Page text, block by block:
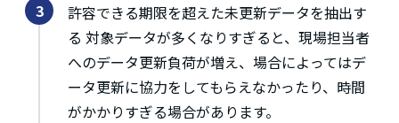
許容できる期限を超えた未更新データを抽出す
る 対象データが多くなりすぎると、現場担当者
へのデータ更新負荷が増え、場合によってはデ
ータ更新に協力をしてもらえなかったり、時間
がかかりすぎる場合があります。